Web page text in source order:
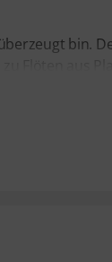
bin.